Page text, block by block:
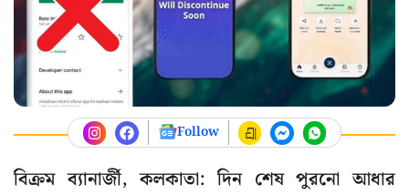
Follow
বিক্রম ব্যানার্জী, কলকাতা: দিন শেষ পুরনো আধার